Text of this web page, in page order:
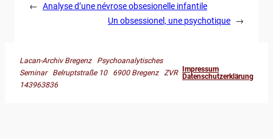
← Analyse d’une névrose obsesionelle infantile
Un obsessionel, une psychotique
→
Lacan-Archiv Bregenz Psychoanalytisches
Seminar Belruptstraße 10 6900 Bregenz ZVR
143963836
Impressum
Datenschutzerklärung